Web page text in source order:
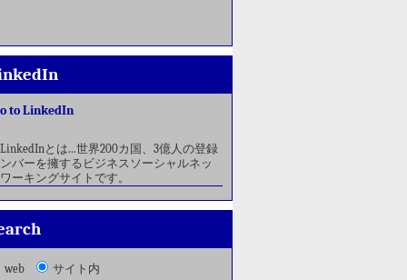
to LinkedIn
とは...世界200カ国、3億人の登録
ンバーを擁するビジネスソーシャルネッ
ワーキングサイトです。
web サイト内